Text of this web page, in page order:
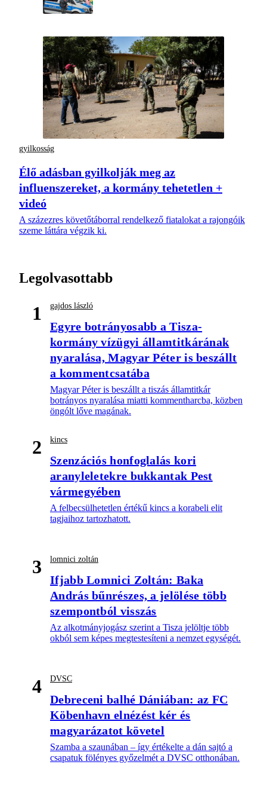
gyilkosság
Élő adásban gyilkolják meg az
influenszereket, a kormány tehetetlen +
videó
A százezres követőtáborral rendelkező fiatalokat a rajongóik
szeme láttára végzik ki.
Legolvasottabb
1 gajdos lászló
Egyre botrányosabb a Tisza-
kormány vízügyi államtitkárának
nyaralása, Magyar Péter is beszállt
a kommentcsatába
Magyar Péter is beszállt a tiszás államtitkár
botrányos nyaralása miatti kommentharcba, közben
öngólt lőve magának.
2 kincs
Szenzációs honfoglalás kori
aranyleletekre bukkantak Pest
vármegyében
A felbecsülhetetlen értékű kincs a korabeli elit
tagjaihoz tartozhatott.
3 lomnici zoltán
Ifjabb Lomnici Zoltán: Baka
András bűnrészes, a jelölése több
szempontból visszás
Az alkotmányjogász szerint a Tisza jelöltje több
okból sem képes megtestesíteni a nemzet egységét.
4 DVSC
Debreceni balhé Dániában: az FC
Köbenhavn elnézést kér és
magyarázatot követel
Szamba a szaunában – így értékelte a dán sajtó a
csapatuk fölényes győzelmét a DVSC otthonában.